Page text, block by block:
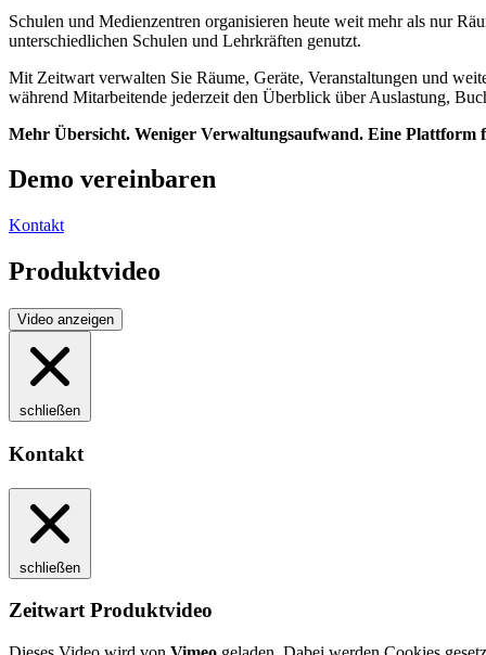
Schulen und Medienzentren organisieren heute weit mehr als nur
unterschiedlichen Schulen und Lehrkräften genutzt.
Mit Zeitwart verwalten Sie Räume, Geräte, Veranstaltungen und
während Mitarbeitende jederzeit den Überblick über Auslastung,
Mehr Übersicht. Weniger Verwaltungsaufwand. Eine Plattform
Demo vereinbaren
Kontakt
Produktvideo
Video anzeigen
schließen
Kontakt
schließen
Zeitwart Produktvideo